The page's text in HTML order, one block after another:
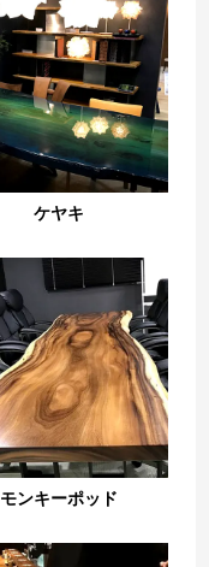
ケヤキ
モンキーポッド